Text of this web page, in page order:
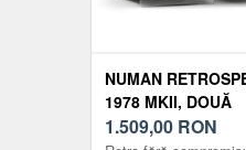
NUMAN
1978 MKII, DOUĂ
DIFUZOARE PE 3
1.509,00 RON